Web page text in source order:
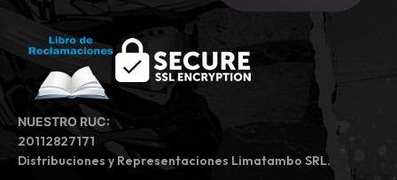
NUESTRO RUC:
20112827171
Distribuciones y Representaciones Limatambo SRL.